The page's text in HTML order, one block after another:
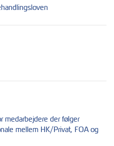
medarbejdere der følger
mellem HK/Privat, FOA og